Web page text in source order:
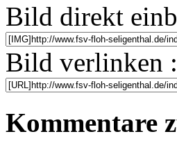
Bild direkt
Bild verlinken :
Kommentare